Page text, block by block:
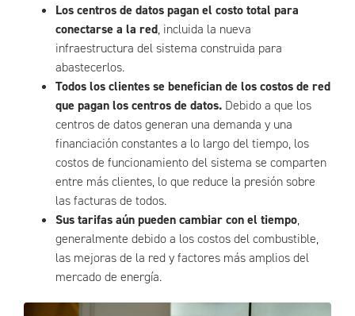
Los centros de datos pagan el costo total para
conectarse a la red, incluida la nueva
infraestructura del sistema construida para
abastecerlos.
Todos los clientes se benefician de los costos de red
que pagan los centros de datos. Debido a que los
centros de datos generan una demanda y una
financiación constantes a lo largo del tiempo, los
costos de funcionamiento del sistema se comparten
entre más clientes, lo que reduce la presión sobre
las facturas de todos.
Sus tarifas aún pueden cambiar con el tiempo,
generalmente debido a los costos del combustible,
las mejoras de la red y factores más amplios del
mercado de energía.